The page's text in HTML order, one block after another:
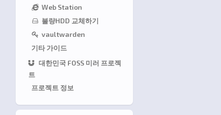
Web Station
불량HDD 교체하기
vaultwarden
기타 가이드
대한민국 FOSS 미러 프로젝
트
프로젝트 정보